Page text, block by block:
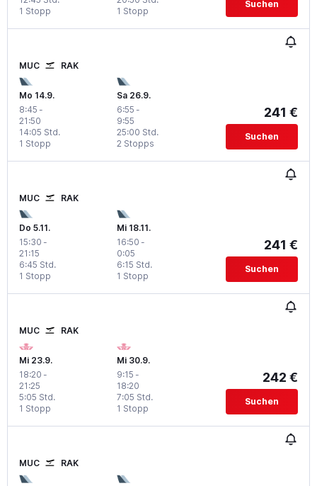
1 Stopp
1 Stopp
Suchen
MUC RAK
Mo 14.9.
8:45 -
21:50
1 Stopp
14:05 Std.
Sa 26.9.
6:55 -
9:55
2 Stopps
25:00 Std.
241 €
Suchen
MUC RAK
Do 5.11.
15:30 -
21:15
1 Stopp
6:45 Std.
Mi 18.11.
16:50 -
0:05
1 Stopp
6:15 Std.
241 €
Suchen
MUC RAK
Mi 23.9.
18:20 -
21:25
1 Stopp
5:05 Std.
Mi 30.9.
9:15 -
18:20
1 Stopp
7:05 Std.
242 €
Suchen
MUC RAK